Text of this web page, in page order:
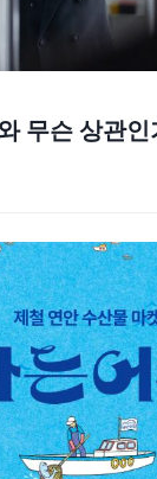
무슨 상관인